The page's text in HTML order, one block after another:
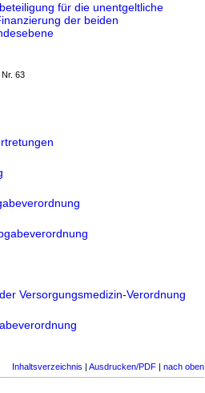
für die unentgeltliche
der beiden
63
Versorgungsmedizin-Verordnung
Inhaltsverzeichnis | Ausdrucken/PDF | nach oben